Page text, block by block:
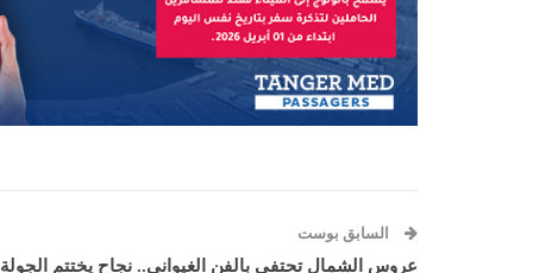
السابق بوست
عروس الشمال تحتفي بالفن الغيواني.. نجاح يختتم الجولة